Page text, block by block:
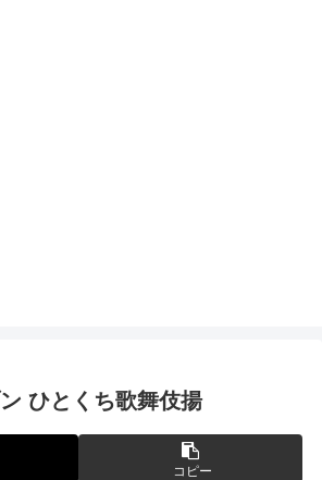
ひとくち歌舞伎揚
コピー